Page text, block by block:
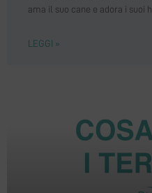
ama il suo cane e adora i suoi
LEGGI »